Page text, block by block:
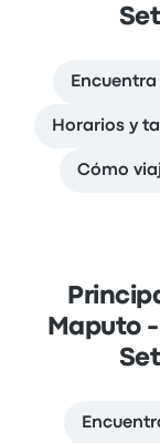
Horarios y
Cómo
Maputo